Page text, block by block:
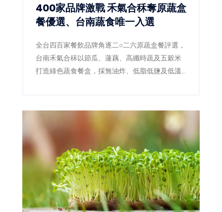
400家品牌激戰 禾氣合秝奪原蔬盒
餐優選、台南蔬食唯一入選
全台四百家餐飲品牌角逐二○二六原蔬盒餐評選，
台南禾氣合秝以節瓜、蓮藕、高纖時蔬及五穀米
打造綠色蔬食餐盒，採無油炸、低脂低鹽及低溫